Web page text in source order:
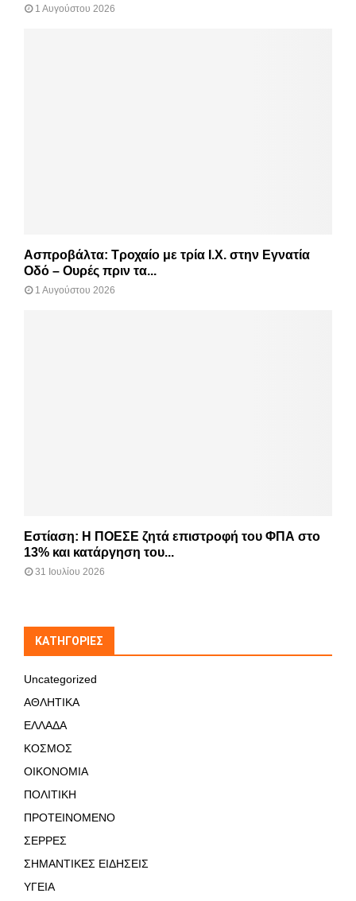
1 Αυγούστου 2026
Ασπροβάλτα: Τροχαίο με τρία Ι.Χ. στην Εγνατία
Οδό – Ουρές πριν τα...
1 Αυγούστου 2026
Εστίαση: Η ΠΟΕΣΕ ζητά επιστροφή του ΦΠΑ στο
13% και κατάργηση του...
31 Ιουλίου 2026
KΑΤΗΓΟΡΊΕΣ
Uncategorized
ΑΘΛΗΤΙΚΑ
ΕΛΛΑΔΑ
ΚΟΣΜΟΣ
ΟΙΚΟΝΟΜΙΑ
ΠΟΛΙΤΙΚΗ
ΠΡΟΤΕΙΝΟΜΕΝΟ
ΣΕΡΡΕΣ
ΣΗΜΑΝΤΙΚΕΣ ΕΙΔΗΣΕΙΣ
ΥΓΕΙΑ